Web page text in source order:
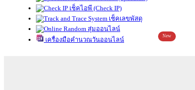
เช็คไอพี (Check IP)
เช็คเลขพัสดุ
สุ่มออนไลน์
เครื่องมือคำนวณวันออนไลน์
New